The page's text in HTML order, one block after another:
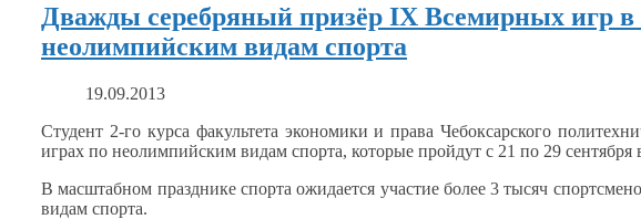
Дважды серебряный призёр IX Всемирных игр
неолимпийским видам спорта
19.09.2013
Студент 2-го курса факультета экономикии права Чебоксарского
играх по неолимпийским видам спорта, которые пройдут с 21 по 29 сентября
В масштабном празднике спорта ожидается участие более3 тысяч
видам спорта.